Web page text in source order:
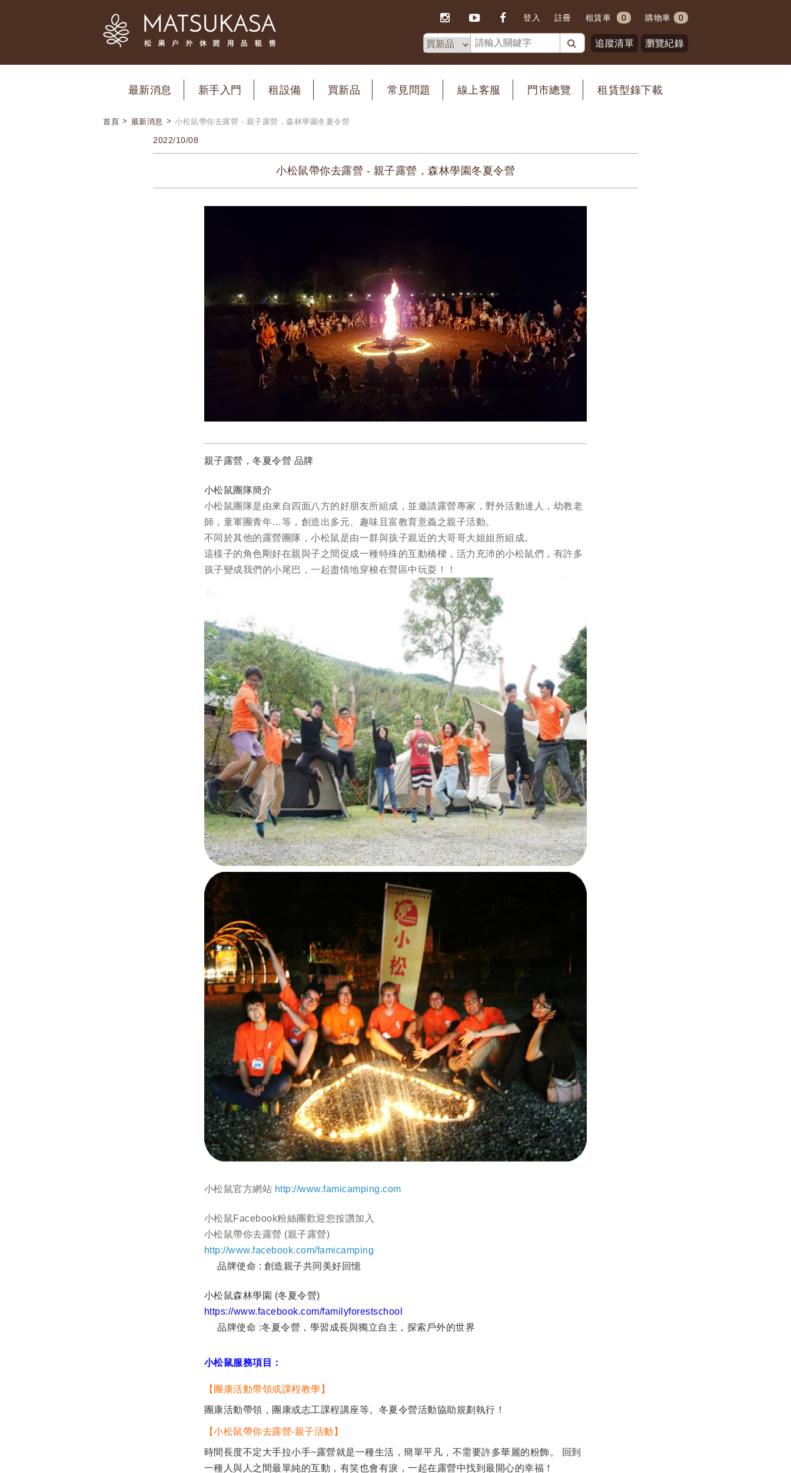
登入 註冊 租賃車 0 購物車 0
瀏覽紀錄
追蹤清單
最新消息 新手入門 租設備 買新品 常見問題 線上客服 門市總覽 租賃型錄下載
首頁 > 最新消息 > 小松鼠帶你去露營 - 親子露營，森林學園冬夏令營
2022/10/08
小松鼠帶你去露營 - 親子露營，森林學園冬夏令營
親子露營，冬夏令營 品牌
小松鼠團隊簡介
小松鼠團隊是由來自四面八方的好朋友所組成，並邀請露營專家，野外活動達人，幼教老
師，童軍團青年…等，創造出多元、趣味且富教育意義之親子活動。
不同於其他的露營團隊，小松鼠是由一群與孩子親近的大哥哥大姐姐所組成。
這樣子的角色剛好在親與子之間促成一種特殊的互動橋樑，活力充沛的小松鼠們，有許多
孩子變成我們的小尾巴，一起盡情地穿梭在營區中玩耍！！
小松鼠官方網站 http://www.famicamping.com
小松鼠Facebook粉絲團歡迎您按讚加入
小松鼠帶你去露營 (親子露營)
http://www.facebook.com/famicamping
品牌使命 : 創造親子共同美好回憶
小松鼠森林學園 (冬夏令營)
https://www.facebook.com/familyforestschool
品牌使命 :冬夏令營，學習成長與獨立自主，探索戶外的世界
小松鼠服務項目：
【團康活動帶領或課程教學】
團康活動帶領，團康或志工課程講座等。冬夏令營活動協助規劃執行！
【小松鼠帶你去露營-親子活動】
時間長度不定大手拉小手~露營就是一種生活，簡單平凡，不需要許多華麗的粉飾。 回到
一種人與人之間最單純的互動，有笑也會有淚，一起在露營中找到最開心的幸福！